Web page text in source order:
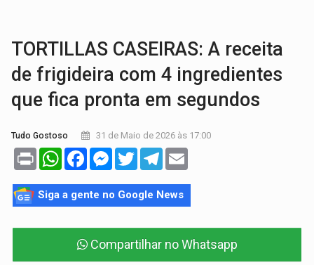
TORTILLAS CASEIRAS: A receita
de frigideira com 4 ingredientes
que fica pronta em segundos
Tudo Gostoso 31 de Maio de 2026 às 17:00
Print WhatsAppFacebookMessenger
TwitterTelegram
Siga a gente no Google News
Compartilhar no Whatsapp